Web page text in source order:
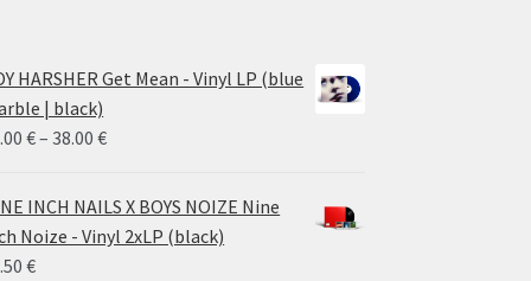
HARSHER Get Mean - Vinyl LP (blue
| black)
€– 38.00€Price
28.00 €
through
INCH NAILS X BOYS NOIZE Nine
Noize - Vinyl 2xLP (black)
€